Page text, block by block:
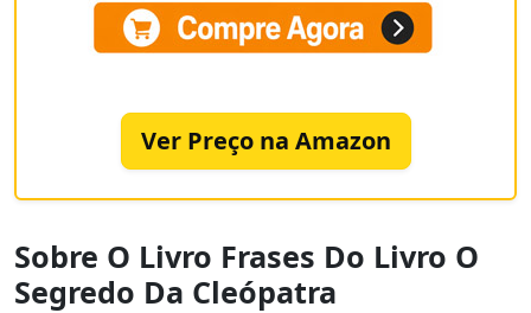
Ver Preço na Amazon
Sobre O Livro Frases Do Livro O
Segredo Da Cleópatra